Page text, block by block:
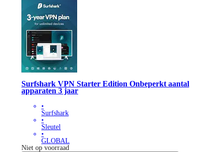
Surfshark VPN Starter Edition Onbeperkt aantal
apparaten 3 jaar
•
Surfshark
•
Sleutel
•
GLOBAL
Niet op voorraad